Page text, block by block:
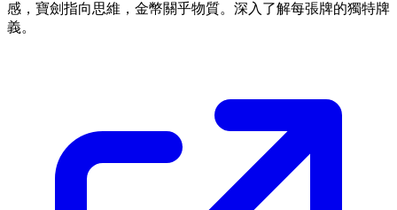
感，寶劍指向思維，金幣關乎物質。深入了解每張牌的獨特牌
義。